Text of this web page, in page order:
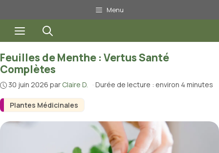
au
contenu
Menu
Menu
Plantes Médicinales
Feuilles de Menthe : Vertus Santé
Complètes
30 juin 2026 par Claire D. · Durée de lecture : environ 4 minutes